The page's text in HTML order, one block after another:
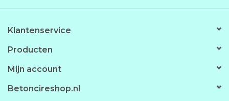
Klantenservice
Producten
Mijn account
Betoncireshop.nl